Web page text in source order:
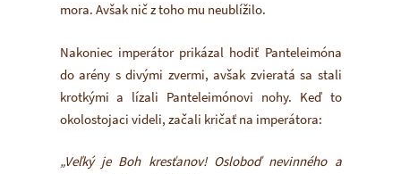
mora. Avšak nič z toho mu neublížilo.
Nakoniec imperátor prikázal hodiť Panteleimóna
do arény s divými zvermi, avšak zvieratá sa stali
krotkými a lízali Panteleimónovi nohy. Keď to
okolostojaci videli, začali kričať na imperátora:
„Veľký je Boh kresťanov! Osloboď nevinného a